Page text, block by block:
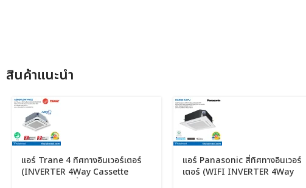
สินค้าแนะนํา
แอร์ Trane 4 ทิศทางอินเวอร์เตอร์
(INVERTER 4Way Cassette
แอร์ Panasonic สี่ทิศทางอินเวอร์
เตอร์ (WIFI INVERTER 4Way